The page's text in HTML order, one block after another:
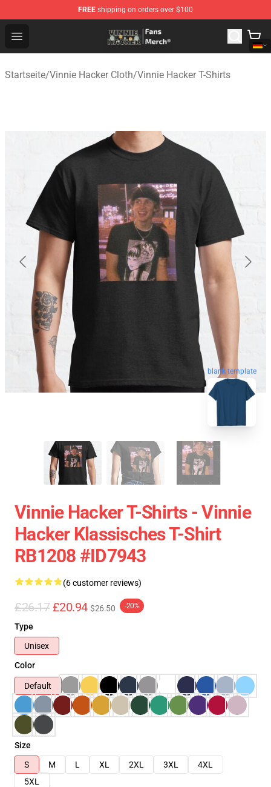
FREE shipping on orders over $100
Open menu
Vinnie Hacker Store - Official Vinnie Hacker Merchandise
Startseite/Vinnie Hacker Cloth/Vinnie Hacker T-Shirts
blank template
Vinnie Hacker T-Shirts - Vinnie
Hacker Klassisches T-Shirt
RB1208 #ID7943
(6 customer reviews)
£26.17 £20.94 $26.50 -20%
Type
Unisex
Color
Default
Size
S
M L XL 2XL 3XL
4XL
5XL